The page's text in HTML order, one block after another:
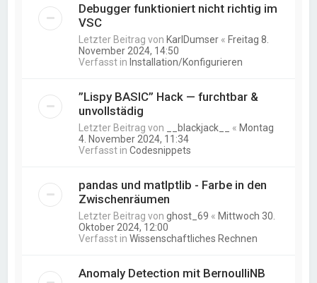
Debugger funktioniert nicht richtig im
VSC
Letzter Beitrag von KarlDumser « Freitag 8.
November 2024, 14:50
Verfasst in Installation/Konfigurieren
”Lispy BASIC” Hack — furchtbar &
unvollstädig
Letzter Beitrag von __blackjack__ « Montag
4. November 2024, 11:34
Verfasst inCodesnippets
pandas und matlptlib - Farbe in den
Zwischenräumen
Letzter Beitrag vonghost_69 « Mittwoch 30.
Oktober 2024, 12:00
Verfasst inWissenschaftliches Rechnen
Anomaly Detection mit BernoulliNB